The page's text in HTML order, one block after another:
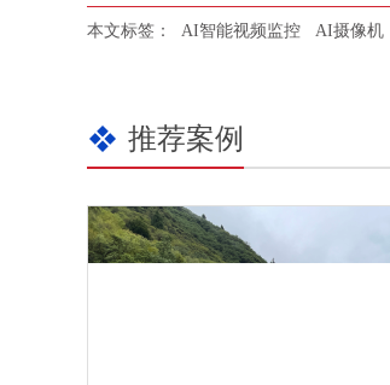
本文标签： AI智能视频监控 AI摄像机
推荐案例